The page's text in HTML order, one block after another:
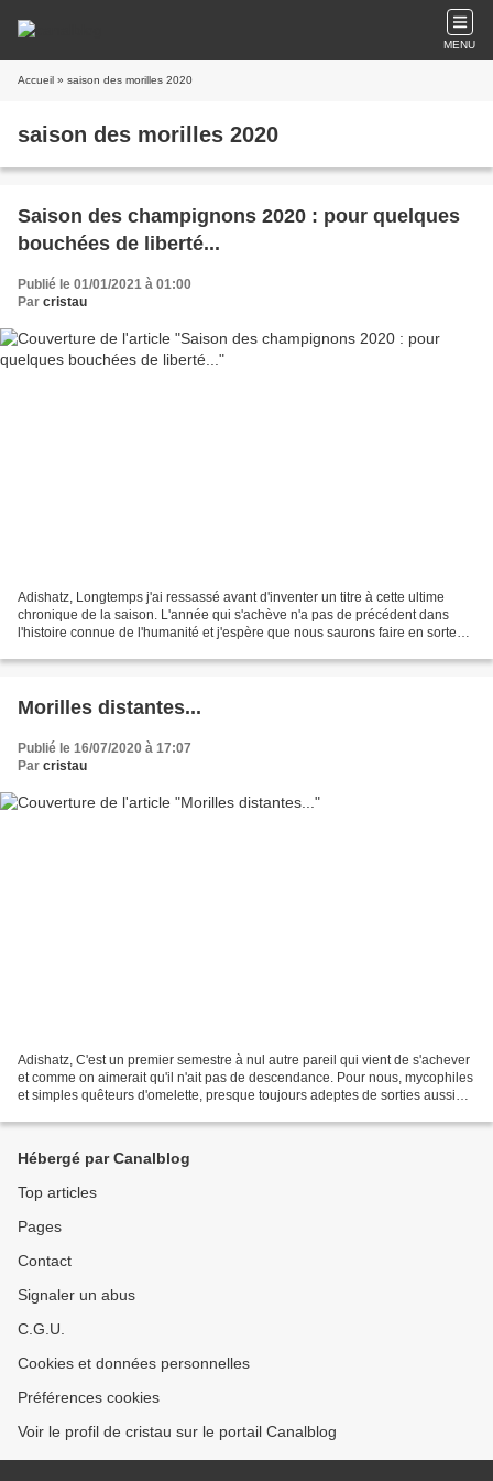
MENU
Accueil » saison des morilles 2020
saison des morilles 2020
Saison des champignons 2020 : pour quelques
bouchées de liberté...
Publié le 01/01/2021 à 01:00
Par cristau
Adishatz, Longtemps j'ai ressassé avant d'inventer un titre à cette ultime
chronique de la saison. L'année qui s'achève n'a pas de précédent dans
l'histoire connue de l'humanité et j'espère que nous saurons faire en sorte
Morilles distantes...
Publié le 16/07/2020 à 17:07
Par cristau
Adishatz, C'est un premier semestre à nul autre pareil qui vient de s'achever
et comme on aimerait qu'il n'ait pas de descendance. Pour nous, mycophiles
et simples quêteurs d'omelette, presque toujours adeptes de sorties aussi
Hébergé par Canalblog
Top articles
Pages
Contact
Signaler un abus
C.G.U.
Cookies et données personnelles
Préférences cookies
Voir le profil de cristau sur le portail Canalblog